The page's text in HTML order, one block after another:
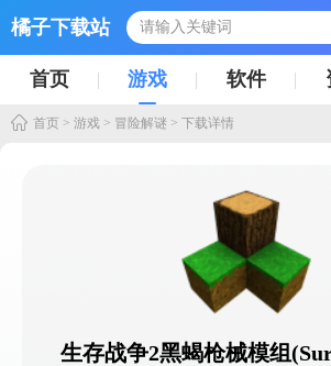
橘子下载站
首页 游戏 软件
首页 > 游戏 > 冒险解谜 > 下载详情
生存战争2黑蝎枪械模组